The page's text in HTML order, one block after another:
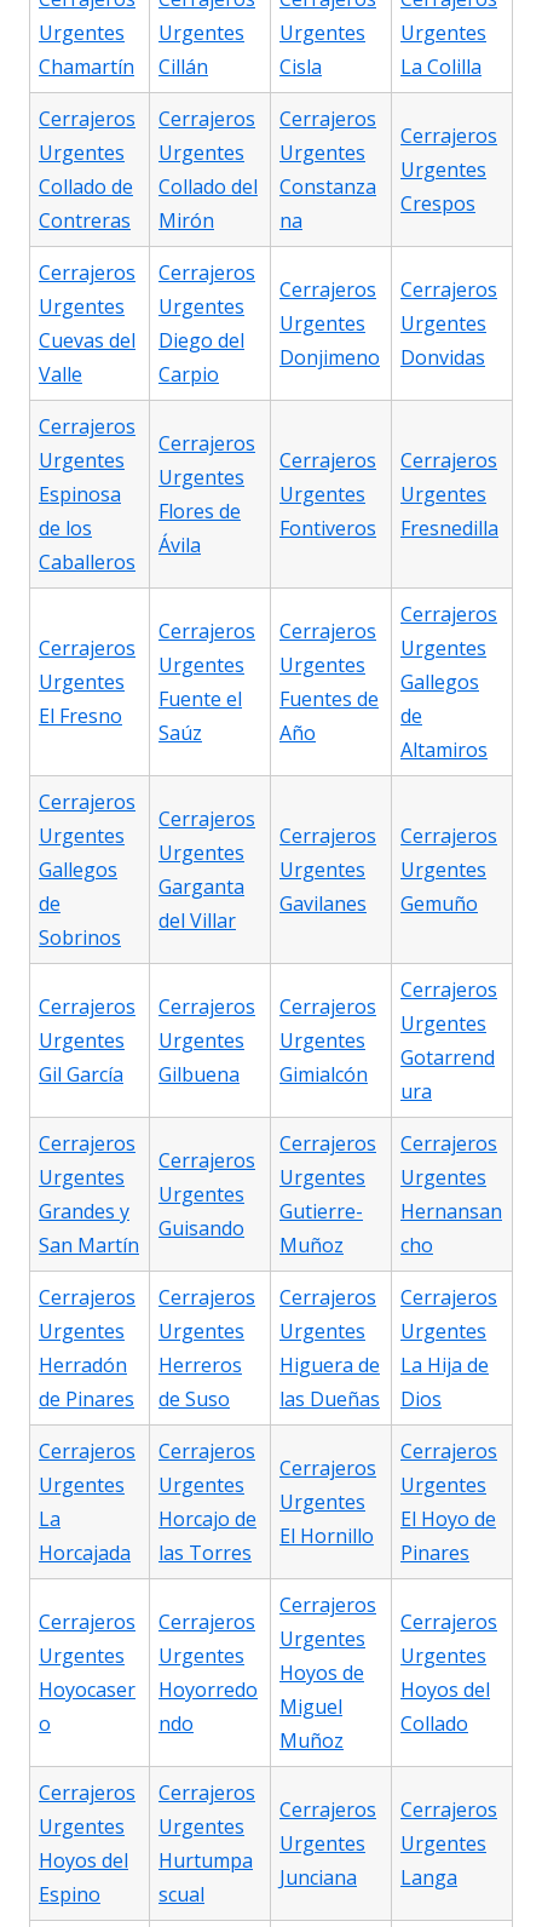
Urgentes
Chamartín
Urgentes
Cillán
Urgentes
Cisla
Urgentes
La Colilla
Cerrajeros
Urgentes
Collado de
Contreras
Cerrajeros
Urgentes
Collado del
Mirón
Cerrajeros
Urgentes
Constanza
na
Cerrajeros
Urgentes
Crespos
Cerrajeros
Urgentes
Cuevas del
Valle
Cerrajeros
Urgentes
Diego del
Carpio
Cerrajeros
Urgentes
Donjimeno
Cerrajeros
Urgentes
Donvidas
Cerrajeros
Urgentes
Espinosa
de los
Caballeros
Cerrajeros
Urgentes
Flores de
Ávila
Cerrajeros
Urgentes
Fontiveros
Cerrajeros
Urgentes
Fresnedilla
Cerrajeros
Urgentes
El Fresno
Cerrajeros
Urgentes
Fuente el
Saúz
Cerrajeros
Urgentes
Fuentes de
Año
Cerrajeros
Urgentes
Gallegos
de
Altamiros
Cerrajeros
Urgentes
Gallegos
de
Sobrinos
Cerrajeros
Urgentes
Garganta
del Villar
Cerrajeros
Urgentes
Gavilanes
Cerrajeros
Urgentes
Gemuño
Cerrajeros
Urgentes
Gil García
Cerrajeros
Urgentes
Gilbuena
Cerrajeros
Urgentes
Gimialcón
Cerrajeros
Urgentes
Gotarrend
ura
Cerrajeros
Urgentes
Grandes y
San Martín
Cerrajeros
Urgentes
Guisando
Cerrajeros
Urgentes
Gutierre-
Muñoz
Cerrajeros
Urgentes
Hernansan
cho
Cerrajeros
Urgentes
Herradón
de Pinares
Cerrajeros
Urgentes
Herreros
de Suso
Cerrajeros
Urgentes
Higuera de
las Dueñas
Cerrajeros
Urgentes
La Hija de
Dios
Cerrajeros
Urgentes
La
Horcajada
Cerrajeros
Urgentes
Horcajo de
las Torres
Cerrajeros
Urgentes
El Hornillo
Cerrajeros
Urgentes
El Hoyo de
Pinares
Cerrajeros
Urgentes
Hoyocaser
o
Cerrajeros
Urgentes
Hoyorredo
ndo
Cerrajeros
Urgentes
Hoyos de
Miguel
Muñoz
Cerrajeros
Urgentes
Hoyos del
Collado
Cerrajeros
Urgentes
Hoyos del
Espino
Cerrajeros
Urgentes
Hurtumpa
scual
Cerrajeros
Urgentes
Junciana
Cerrajeros
Urgentes
Langa